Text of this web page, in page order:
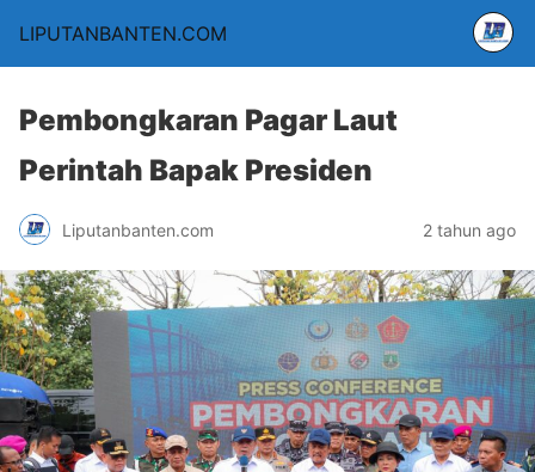
LIPUTANBANTEN.COM
Pembongkaran Pagar Laut
Perintah Bapak Presiden
Liputanbanten.com 2 tahun ago